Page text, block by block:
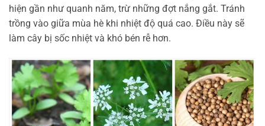
hiện gần như quanh năm, trừ những đợt nắng gắt. Tránh
trồng vào giữa mùa hè khi nhiệt độ quá cao. Điều này sẽ
làm cây bị sốc nhiệt và khó bén rễ hơn.